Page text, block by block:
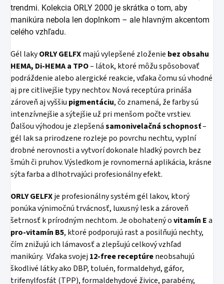
trendmi. Kolekcia ORLY 2000 je skrátka o tom, aby
manikúra nebola len doplnkom – ale hlavným akcentom
celého vzhľadu.
Gél lakyORLY GELFXmajú vylepšené zloženie bez obsahu
HEMA, Di-HEMA a TPO– látok, ktoré môžu spôsobovať
podráždenie alebo alergické reakcie, vďaka čomu sú vhodné
aj pre citlivejšie typy nechtov. Nová receptúra prináša
zároveň aj vyššiu pigmentáciu, čo znamená, že farby sú
intenzívnejšie a sýtejšie už pri menšom počte vrstiev.
Ďalšou výhodou je zlepšenásamonivelačná schopnosť–
gél lak sa prirodzene rozleje po povrchu nechtu, vyplní
drobné nerovnosti a vytvorí dokonale hladký povrch bez
šmúh či pruhov. Výsledkom je rovnomerná aplikácia, krásne
sýta farba a dlhotrvajúci profesionálny efekt.
ORLY GELFXje profesionálny systém gél lakov, ktorý
ponúka výnimočnú trvácnosť, luxusný lesk a zároveň
šetrnosť k prírodným nechtom. Je obohatený ovitamín Ea
pro-vitamín B5, ktoré podporujú rast a posilňujú nechty,
čím znižujú ich lámavosť a zlepšujú celkový vzhľad
manikúry. Vďaka svojej 12-free receptúreneobsahujú
škodlivé látky ako DBP, toluén, formaldehyd, gáfor,
trifenylfosfát (TPP), formaldehydové živice, parabény,